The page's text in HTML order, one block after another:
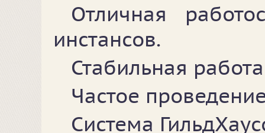
Отличная
инстансов.
Стабильная
Частое
Система